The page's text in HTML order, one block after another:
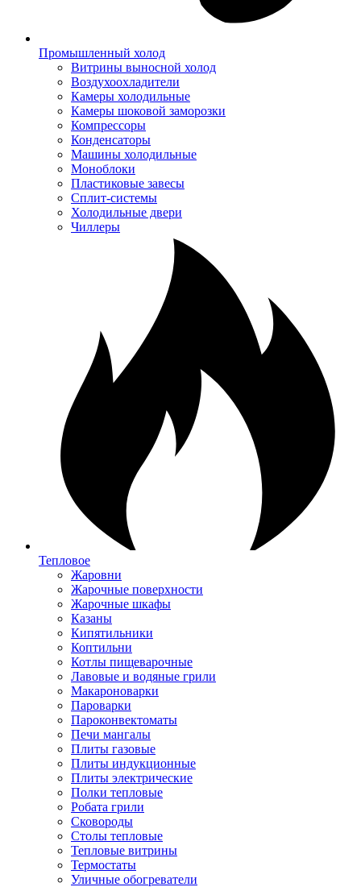
Промышленный холод
Витрины выносной холод
Воздухоохладители
Камеры холодильные
Камеры шоковой заморозки
Компрессоры
Конденсаторы
Машины холодильные
Моноблоки
Пластиковые завесы
Сплит-системы
Холодильные двери
Чиллеры
Тепловое
Жаровни
Жарочные поверхности
Жарочные шкафы
Казаны
Кипятильники
Коптильни
Котлы пищеварочные
Лавовые и водяные грили
Макароноварки
Пароварки
Пароконвектоматы
Печи мангалы
Плиты газовые
Плиты индукционные
Плиты электрические
Полки тепловые
Робата грили
Сковороды
Столы тепловые
Тепловые витрины
Термостаты
Уличные обогреватели